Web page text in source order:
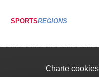
SPORTSREGIONS
Charte cookies